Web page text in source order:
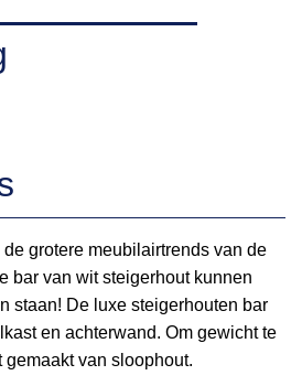
grotere meubilairtrends van de
bar van wit steigerhout kunnen
staan! De luxe steigerhouten bar
en achterwand. Om gewicht te
gemaakt van sloophout.